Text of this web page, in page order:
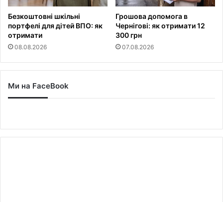
Безкоштовні шкільні
портфелі для дітей ВПО: як
отримати
08.08.2026
Грошова допомога в
Чернігові: як отримати 12
300 грн
07.08.2026
Ми на FaceBook